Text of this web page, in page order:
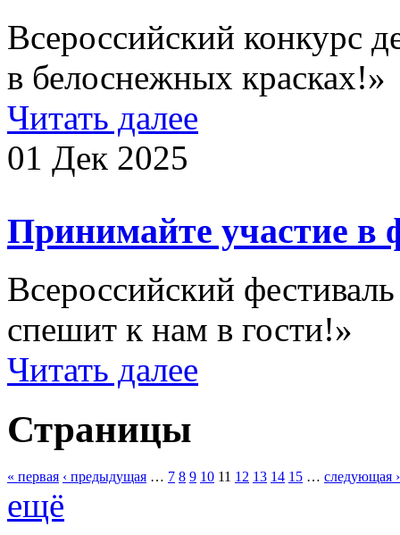
Всероссийский конкурс
в белоснежных красках!»
Читать далее
01 Дек 2025
Принимайте участие в
Всероссийский
спешит к нам в гости!»
Читать далее
Страницы
« первая ‹ предыдущая … 7 8 9 10 11 12 13 14 15 … следующая ›
ещё